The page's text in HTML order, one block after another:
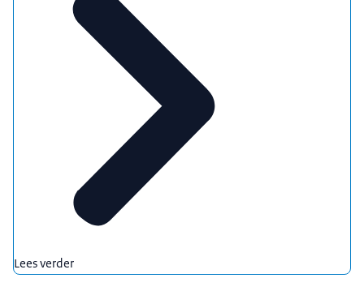
Lees verder